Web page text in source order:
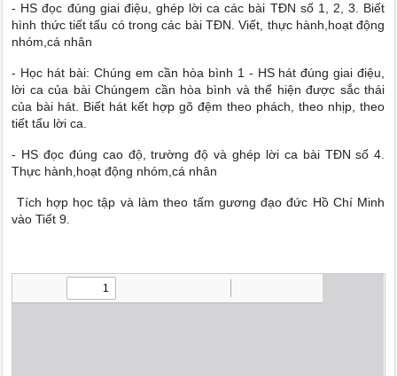
- HS đọc đúng giai điệu, ghép lời ca các bài TĐN số 1, 2, 3. Biết
hình thức tiết tấu có trong các bài TĐN. Viết, thực hành,hoạt động
nhóm,cá nhân
- Học hát bài: Chúng em cần hòa bình 1 - HS hát đúng giai điệu,
lời ca của bài Chúngem cần hòa bình và thể hiện được sắc thái
của bài hát. Biết hát kết hợp gõ đệm theo phách, theo nhịp, theo
tiết tấu lời ca.
- HS đọc đúng cao độ, trường độ và ghép lời ca bài TĐN số 4.
Thực hành,hoạt động nhóm,cá nhân
Tích hợp học tập và làm theo tấm gương đạo đức Hồ Chí Minh
vào Tiết 9.